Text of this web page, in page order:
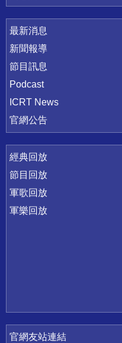
最新消息
新聞報導
節目訊息
Podcast
ICRT News
官網公告
經典回放
節目回放
軍歌回放
軍樂回放
官網友站連結